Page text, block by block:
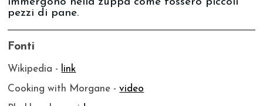
pezzi di pane.
Fonti
Wikipedia - link
Cooking with Morgane -video